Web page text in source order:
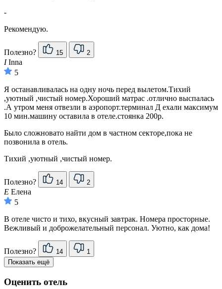
-
Рекомендую.
Полезно? 15 2
IInna
5
Я останавливалась на одну ночь перед вылетом.Тихий
,уютный ,чистый номер.Хороший матрас .отлично выспалась
.А утром меня отвезли в аэропорт.терминал Д ехали максимум
10 мин.машину оставила в отеле.стоянка 200р.
Было сложновато найти дом в частном секторе,пока не
позвонила в отель.
Тихий ,уютный ,чистый номер.
Полезно? 14 2
Е Елена
5
В отеле чисто и тихо, вкусный завтрак. Номера просторные.
Вежливый и доброжелательный персонал. Уютно, как дома!
Полезно? 14
1
Показать ещё
Оценить отель